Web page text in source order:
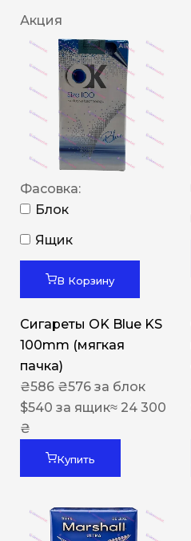
Акция
Фасовка:
Блок
Ящик
В Корзину
Сигареты OK Blue KS
100mm (мягкая
пачка)
₴586 ₴576 за блок
$540 за ящик≈ 24 300
₴
Купить